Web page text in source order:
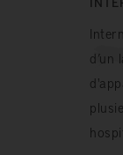
d’un